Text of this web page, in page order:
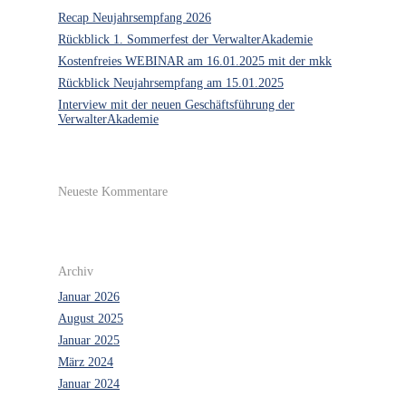
Recap Neujahrsempfang 2026
Rückblick 1. Sommerfest der VerwalterAkademie
Kostenfreies WEBINAR am 16.01.2025 mit der mkk
Rückblick Neujahrsempfang am 15.01.2025
Interview mit der neuen Geschäftsführung der
VerwalterAkademie
Neueste Kommentare
Archiv
Januar 2026
August 2025
Januar 2025
März 2024
Januar 2024